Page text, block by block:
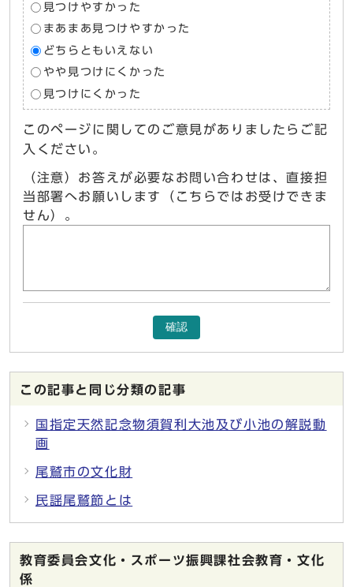
見つけやすかった
まあまあ見つけやすかった
どちらともいえない
やや見つけにくかった
見つけにくかった
このページに関してのご意見がありましたらご記
入ください。
（注意）お答えが必要なお問い合わせは、直接担
当部署へお願いします（こちらではお受けできま
せん）。
確認
この記事と同じ分類の記事
国指定天然記念物須賀利大池及び小池の解説動
画
尾鷲市の文化財
民謡尾鷲節とは
教育委員会文化・スポーツ振興課社会教育・文化
係